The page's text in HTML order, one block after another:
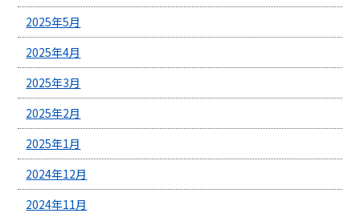
2025年5月
2025年4月
2025年3月
2025年2月
2025年1月
2024年12月
2024年11月